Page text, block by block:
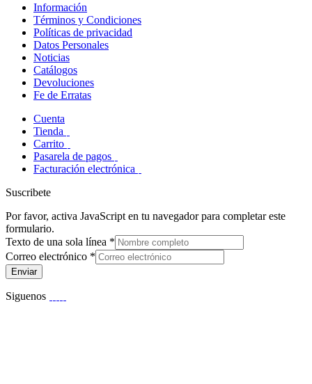
Información
Términos y Condiciones
Políticas de privacidad
Datos Personales
Noticias
Catálogos
Devoluciones
Fe de Erratas
Cuenta
Tienda
Carrito
Pasarela de pagos
Facturación electrónica
Suscribete
Por favor, activa JavaScript en tu navegador para completar este
formulario.
Texto de una sola línea *
Correo electrónico *
Enviar
Siguenos